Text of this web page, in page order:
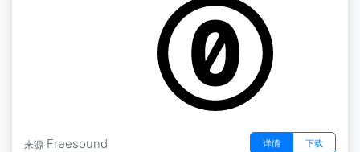
来源 Freesound 详情 下载